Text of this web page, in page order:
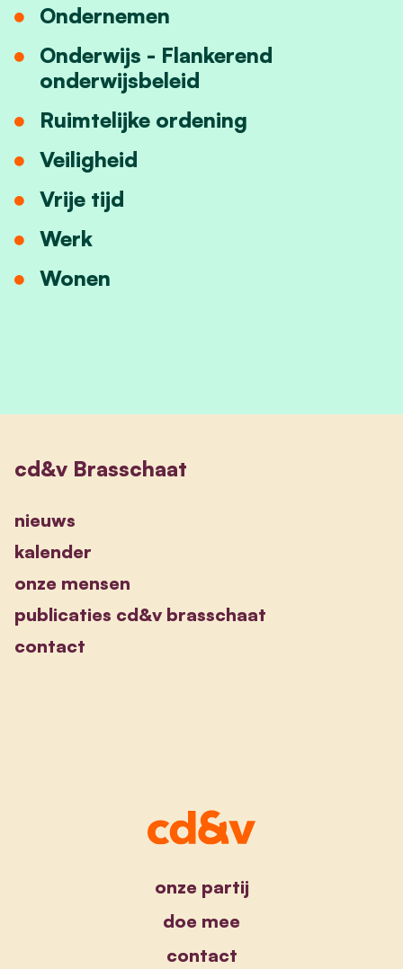
Ondernemen
Onderwijs - Flankerend
onderwijsbeleid
Ruimtelijke ordening
Veiligheid
Vrije tijd
Werk
Wonen
cd&v Brasschaat
nieuws
kalender
onze mensen
publicaties cd&v brasschaat
contact
onze partij
doe mee
contact